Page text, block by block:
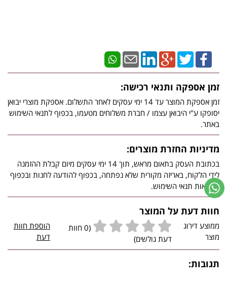
זמן אספקה ותנאי רכישה:
זמן אספקת המוצר עד 14 ימי עסקים לאחר התשלום. אספקת מוצרי יבואן
יסופקו ע"י היבואן עצמו / חברת משלוחים מטעמו, בכפוף לתנאי השימוש
באתר.
מדיניות החזרת מוצרים:
בכתובת העסק בתאום מראש, תוך 14 ימי עסקים מיום קבלת ההזמנה
לידי הלקוח, באריזה מקורית שלא נפתחה, בכפוף להודעה לחנות ובכפוף
להוראות תנאי השימוש.
חוות דעת על המוצר
ממוצע דירוג
מוצר
(0 חוות
דעת גולשים)
הוספת חוות
דעת
תגובות: